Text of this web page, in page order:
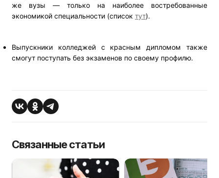
же вузы — только на наиболее востребованные
экономикой специальности (список тут).
Выпускники колледжей с красным дипломом также
смогут поступать без экзаменов по своему профилю.
Связанные статьи